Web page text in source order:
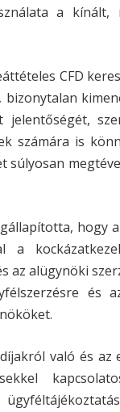
a
CFD
jelentőségét,
számára is
súlyosan
hogy
a
alügynöki
és
való és